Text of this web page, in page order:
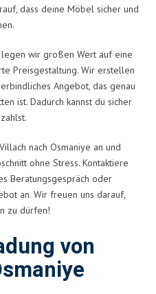
dass deine Möbel sicher und
wir großen Wert auf eine
Preisgestaltung. Wir erstellen
Angebot, das genau
ist. Dadurch kannst du sicher
nach Osmaniye an und
ohne Stress. Kontaktiere
Beratungsgespräch oder
an. Wir freuen uns darauf,
zu dürfen!
von